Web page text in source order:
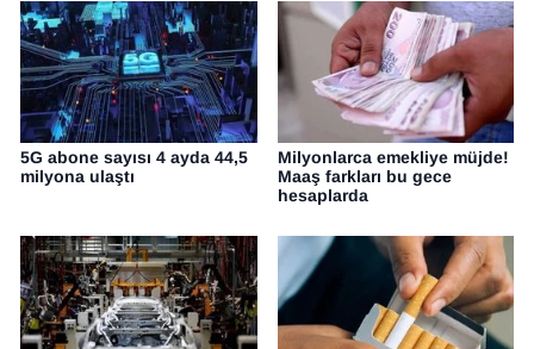
5G abone sayısı 4 ayda 44,5
milyona ulaştı
Milyonlarca emekliye müjde!
Maaş farkları bu gece
hesaplarda